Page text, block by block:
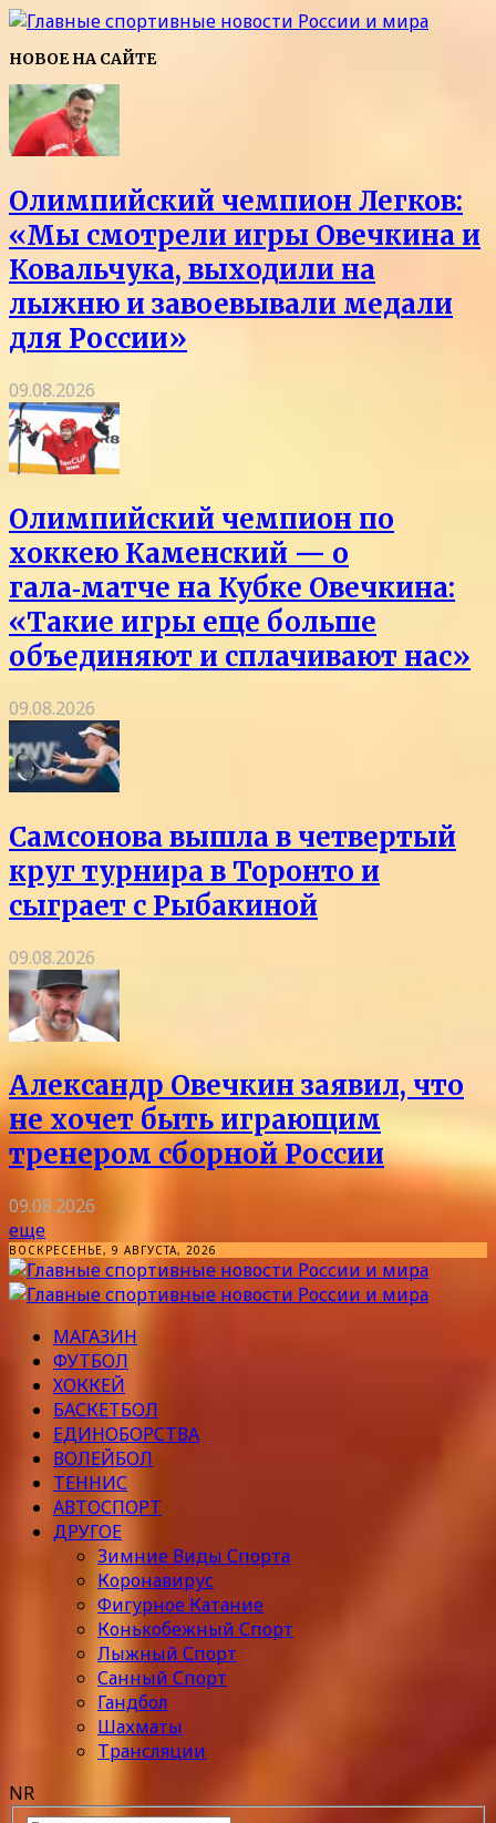
НОВОЕ НА САЙТЕ
Олимпийский чемпион Легков:
«Мы смотрели игры Овечкина и
Ковальчука, выходили на
лыжню и завоевывали медали
для России»
09.08.2026
Олимпийский чемпион по
хоккею Каменский — о
гала‑матче на Кубке Овечкина:
«Такие игры еще больше
объединяют и сплачивают нас»
09.08.2026
Самсонова вышла в четвертый
круг турнира в Торонто и
сыграет с Рыбакиной
09.08.2026
Александр Овечкин заявил, что
не хочет быть играющим
тренером сборной России
09.08.2026
еще
ВОСКРЕСЕНЬЕ, 9 АВГУСТА, 2026
МАГАЗИН
ФУТБОЛ
ХОККЕЙ
БАСКЕТБОЛ
ЕДИНОБОРСТВА
ВОЛЕЙБОЛ
ТЕННИС
АВТОСПОРТ
ДРУГОЕ
Зимние Виды Спорта
Коронавирус
Фигурное Катание
Конькобежный Спорт
Лыжный Спорт
Санный Спорт
Гандбол
Шахматы
Трансляции
NR